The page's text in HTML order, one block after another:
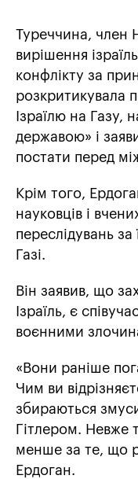
Туреччина, член
вирішення
конфлікту за
розкритикувала
Ізраїлю на Газу,
державою» і
постати перед
Крім того,
науковців і
переслідувань за
Газі.
Він заявив, що
Ізраїль, є
воєнними
«Вони раніше
Чим ви
збираються
Гітлером. Невже
менше за те, що
Ердоган.